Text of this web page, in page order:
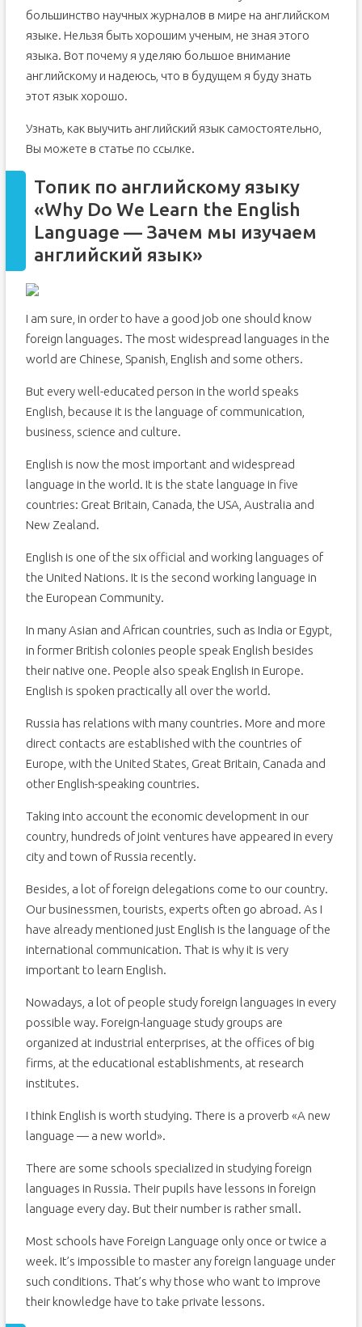
большинство научных журналов в мире на английском
языке. Нельзя быть хорошим ученым, не зная этого
языка. Вот почему я уделяю большое внимание
английскому и надеюсь, что в будущем я буду знать
этот язык хорошо.
Узнать, как выучить английский язык самостоятельно,
Вы можете в статье по ссылке.
Топик по английскому языку
«Why Do We Learn the English
Language — Зачем мы изучаем
английский язык»
I am sure, in order to have a good job one should know
foreign languages. The most widespread languages in the
world are Chinese, Spanish, English and some others.
But every well-educated person in the world speaks
English, because it is the language of communication,
business, science and culture.
English is now the most important and widespread
language in the world. It is the state language in five
countries: Great Britain, Canada, the USA, Australia and
New Zealand.
English is one of the six official and working languages of
the United Nations. It is the second working language in
the European Community.
In many Asian and African countries, such as India or Egypt,
in former British colonies people speak English besides
their native one. People also speak English in Europe.
English is spoken practically all over the world.
Russia has relations with many countries. More and more
direct contacts are established with the countries of
Europe, with the United States, Great Britain, Canada and
other English-speaking countries.
Taking into account the economic development in our
country, hundreds of joint ventures have appeared in every
city and town of Russia recently.
Besides, a lot of foreign delegations come to our country.
Our businessmen, tourists, experts often go abroad. As I
have already mentioned just English is the language of the
international communication. That is why it is very
important to learn English.
Nowadays, a lot of people study foreign languages in every
possible way. Foreign-language study groups are
organized at industrial enterprises, at the offices of big
firms, at the educational establishments, at research
institutes.
I think English is worth studying. There is a proverb «A new
language — a new world».
There are some schools specialized in studying foreign
languages in Russia. Their pupils have lessons in foreign
language every day. But their number is rather small.
Most schools have Foreign Language only once or twice a
week. It’s impossible to master any foreign language under
such conditions. That’s why those who want to improve
their knowledge have to take private lessons.